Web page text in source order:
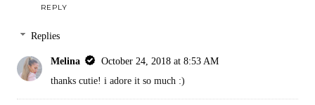
REPLY
Replies
Melina
October 24, 2018 at 8:53 AM
thanks cutie! i adore it so much :)